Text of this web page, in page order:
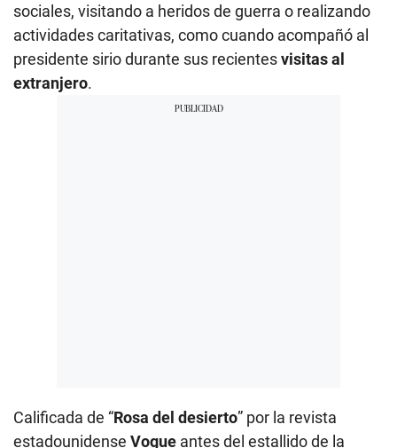
sociales, visitando a heridos de guerra o realizando
actividades caritativas, como cuando acompañó al
presidente sirio durante sus recientesvisitas al
extranjero.
Calificada de “Rosa del desierto” por la revista
estadounidense Vogue antes del estallido de la